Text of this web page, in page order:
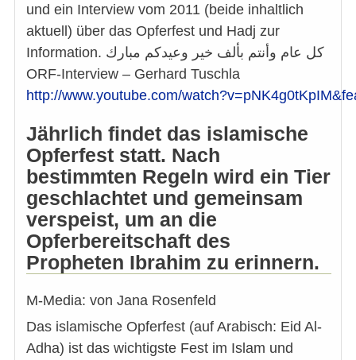
und ein Interview vom 2011 (beide inhaltlich
aktuell) über das Opferfest und Hadj zur
Information. كل عام وأنتم بألف خير وعيدكم مبارك
ORF-Interview – Gerhard Tuschla
http://www.youtube.com/
Jährlich findet das islamische
Opferfest statt. Nach
bestimmten Regeln wird ein Tier
geschlachtet und gemeinsam
verspeist, um an die
Opferbereitschaft des
Propheten Ibrahim zu erinnern.
M-Media: von Jana Rosenfeld
Das islamische Opferfest (auf Arabisch: Eid Al-
Adha) ist das wichtigste Fest im Islam und